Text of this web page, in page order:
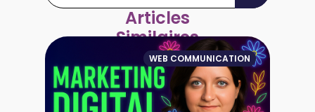
Articles
Similaires
WEB COMMUNICATION